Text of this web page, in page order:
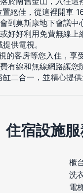
絕佳，從這裡開車
到莫斯康地下會議中
好好利用免費無線
供電視。
的客房等您入住，
有線和無線網路讓
二合一，並精心提供
住宿設施
櫃
洗
電